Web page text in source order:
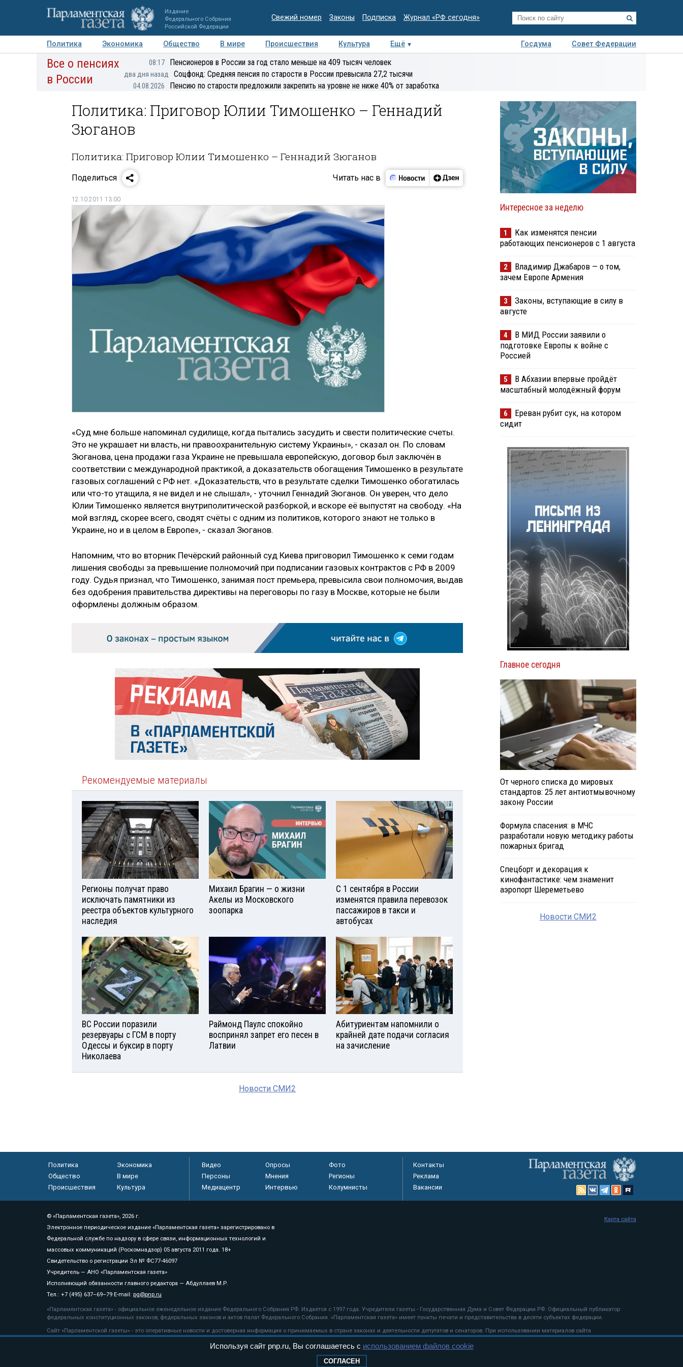
Издание
Федерального Собрания
Российской Федерации
Свежий номер Законы Подписка Журнал «РФ сегодня»
Политика Экономика Общество В мире Происшествия Культура Ещё Госдума
Совет Федерации
Авторы Персоны Мнения Регионы Медиацентр Интервью Колумнисты
Все о пенсиях
в России
08:17 Пенсионеров в России за год стало меньше на 409 тысяч человек
два дня назад Соцфонд: Средняя пенсия по старости в России превысила 27,2 тысячи
04.08.2026 Пенсию по старости предложили закрепить на уровне не ниже 40% от заработка
Политика: Приговор Юлии Тимошенко – Геннадий
Зюганов
Политика: Приговор Юлии Тимошенко – Геннадий Зюганов
Поделиться Читать нас в
12.10.2011 13:00
«Суд мне больше напоминал судилище, когда пытались засудить и свести политические счеты.
Это не украшает ни власть, ни правоохранительную систему Украины», - сказал он. По словам
Зюганова, цена продажи газа Украине не превышала европейскую, договор был заключён в
соответствии с международной практикой, а доказательств обогащения Тимошенко в результате
газовых соглашений с РФ нет. «Доказательств, что в результате сделки Тимошенко обогатилась
или что-то утащила, я не видел и не слышал», - уточнил Геннадий Зюганов. Он уверен, что дело
Юлии Тимошенко является внутриполитической разборкой, и вскоре её выпустят на свободу. «На
мой взгляд, скорее всего, сводят счёты с одним из политиков, которого знают не только в
Украине, но и в целом в Европе», - сказал Зюганов.
Напомним, что во вторник Печёрский районный суд Киева приговорил Тимошенко к семи годам
лишения свободы за превышение полномочий при подписании газовых контрактов с РФ в 2009
году. Судья признал, что Тимошенко, занимая пост премьера, превысила свои полномочия, выдав
без одобрения правительства директивы на переговоры по газу в Москве, которые не были
оформлены должным образом.
Рекомендуемые материалы
Регионы получат право
исключать памятники из
реестра объектов культурного
наследия
Михаил Брагин — о жизни
Акелы из Московского
зоопарка
С 1 сентября в России
изменятся правила перевозок
пассажиров в такси и
автобусах
ВС России поразили
резервуары с ГСМ в порту
Одессы и буксир в порту
Николаева
Раймонд Паулс спокойно
воспринял запрет его песен в
Латвии
Абитуриентам напомнили о
крайней дате подачи согласия
на зачисление
Новости СМИ2
Интересное за неделю
1
Как изменятся пенсии
работающих пенсионеров с 1 августа
2
Владимир Джабаров — о том,
зачем Европе Армения
3
Законы, вступающие в силу в
августе
4
В МИД России заявили о
подготовке Европы к войне с
Россией
5
В Абхазии впервые пройдёт
масштабный молодёжный форум
6
Ереван рубит сук, на котором
сидит
Главное сегодня
От черного списка до мировых
стандартов: 25 лет антиотмывочному
закону России
Формула спасения: в МЧС
разработали новую методику работы
пожарных бригад
Спецборт и декорация к
кинофантастике: чем знаменит
аэропорт Шереметьево
Новости СМИ2
Политика
Экономика
Общество
В мире
Происшествия
Культура
Видео Опросы
Фото
Персоны
Мнения
Регионы
Медиацентр
Интервью Колумнисты
Контакты
Реклама
Вакансии
© «Парламентская газета», 2026 г.
Электронное периодическое издание «Парламентская газета» зарегистрировано в
Федеральной службе по надзору в сфере связи, информационных технологий и
массовых коммуникаций (Роскомнадзор) 05 августа 2011 года. 18+
Свидетельство о регистрации Эл № ФС77-46097
Учредитель — АНО «Парламентская газета»
Исполняющий обязанности главного редактора — Абдуллаев М.Р.
Тел.: +7 (495) 637–69–79 E-mail: pg@pnp.ru
«Парламентская газета» - официальное еженедельное издание Федерального Собрания РФ. Издается с 1997 года. Учредители газеты - Государственная Дума и Совет Федерации РФ. Официальный публикатор
федеральных конституционных законов, федеральных законов и актов палат Федерального Собрания. «Парламентская газета» имеет пункты печати и представительства в десяти субъектах федерации.
Сайт «Парламентской газеты» - это оперативные новости и достоверная информация о принимаемых в стране законах и деятельности депутатов и сенаторов. При использовании материалов сайта
«Парламентской газеты» активная ссылка на pnp.ru обязательна.
рекомендательные технологии
Карта сайта
Используя сайт pnp.ru, Вы соглашаетесь с использованием файлов cookie
СОГЛАСЕН